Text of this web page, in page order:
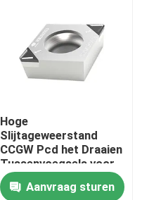
Hoge
Slijtageweerstand
CCGW Pcd het Draaien
Tussenvoegsels voor
Aluminium
Aanvraag sturen